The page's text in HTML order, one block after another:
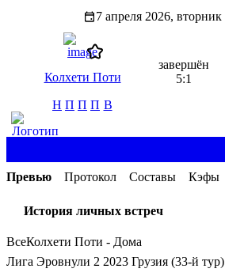
7 апреля 2026, вторник
Колхети Поти
Н П П П В
завершён
5:1
Превью Протокол Составы Кэфы
История личных встреч
ВсеКолхети Поти - Дома
Лига Эровнули 2 2023 Грузия (33-й тур)